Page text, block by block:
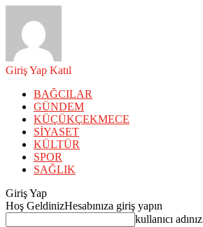
Giriş Yap Katıl
BAĞCILAR
GÜNDEM
KÜÇÜKÇEKMECE
SİYASET
KÜLTÜR
SPOR
SAĞLIK
Giriş Yap
Hoş GeldinizHesabınıza giriş yapın
kullanıcı adınız